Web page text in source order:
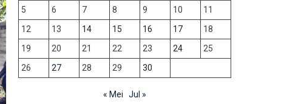
5
6 7 8 9 10
11
12
13 14 15 16 17
18
19
20 21 22 23 24
25
26
27 28 29 30
« Mei Jul »